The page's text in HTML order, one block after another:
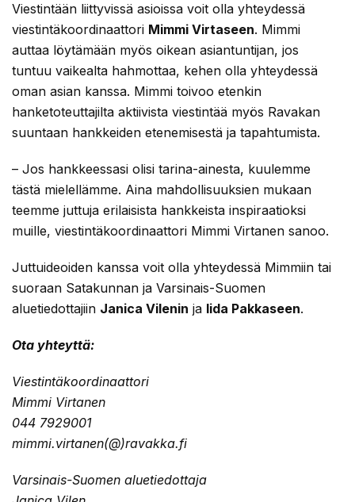
Viestintään liittyvissä asioissa voit olla yhteydessä
viestintäkoordinaattori Mimmi Virtaseen. Mimmi
auttaa löytämään myös oikean asiantuntijan, jos
tuntuu vaikealta hahmottaa, kehen olla yhteydessä
oman asian kanssa. Mimmi toivoo etenkin
hanketoteuttajilta aktiivista viestintää myös Ravakan
suuntaan hankkeiden etenemisestä ja tapahtumista.
– Jos hankkeessasi olisi tarina-ainesta, kuulemme
tästä mielellämme. Aina mahdollisuuksien mukaan
teemme juttuja erilaisista hankkeista inspiraatioksi
muille, viestintäkoordinaattori Mimmi Virtanen sanoo.
Juttuideoiden kanssa voit olla yhteydessä Mimmiin tai
suoraan Satakunnan ja Varsinais-Suomen
aluetiedottajiin Janica Vilenin ja Iida Pakkaseen.
Ota yhteyttä:
Viestintäkoordinaattori
Mimmi Virtanen
044 7929001
mimmi.virtanen(@)ravakka.fi
Varsinais-Suomen aluetiedottaja